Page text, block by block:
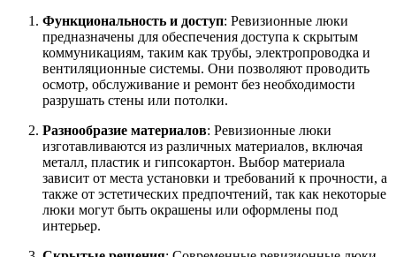
Функциональность и доступ: Ревизионные люки
предназначены для обеспечения доступа к скрытым
коммуникациям, таким как трубы, электропроводка и
вентиляционные системы. Они позволяют проводить
осмотр, обслуживание и ремонт без необходимости
разрушать стены или потолки.
Разнообразие материалов: Ревизионные люки
изготавливаются из различных материалов, включая
металл, пластик и гипсокартон. Выбор материала
зависит от места установки и требований к прочности, а
также от эстетических предпочтений, так как некоторые
люки могут быть окрашены или оформлены под
интерьер.